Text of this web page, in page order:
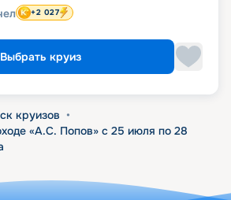
+2 027
Выбрать круиз
круизов •
«А.С. Попов» с 25 июля по 28